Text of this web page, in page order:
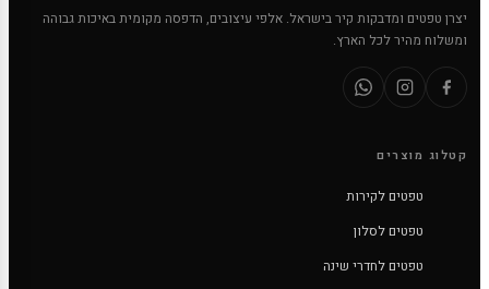
יצרן טפטים ומדבקות קיר בישראל. אלפי עיצובים, הדפסה מקומית באיכות גבוהה
ומשלוח מהיר לכל הארץ.
קטלוג מוצרים
טפטים לקירות
טפטים לסלון
טפטים לחדרי שינה